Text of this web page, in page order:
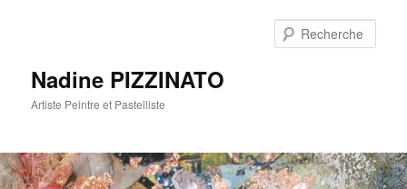
Nadine PIZZINATO
Artiste Peintre et Pastelliste